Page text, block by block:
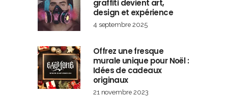
graffiti devient art,
design et expérience
4 septembre 2025
Offrez une fresque
murale unique pour Noël :
Idées de cadeaux
originaux
21 novembre 2023